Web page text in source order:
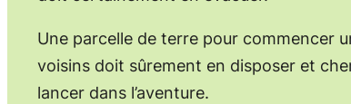
Une parcelle de terre pour commencer
voisins doit sûrement en disposer et
lancer dans l’aventure.